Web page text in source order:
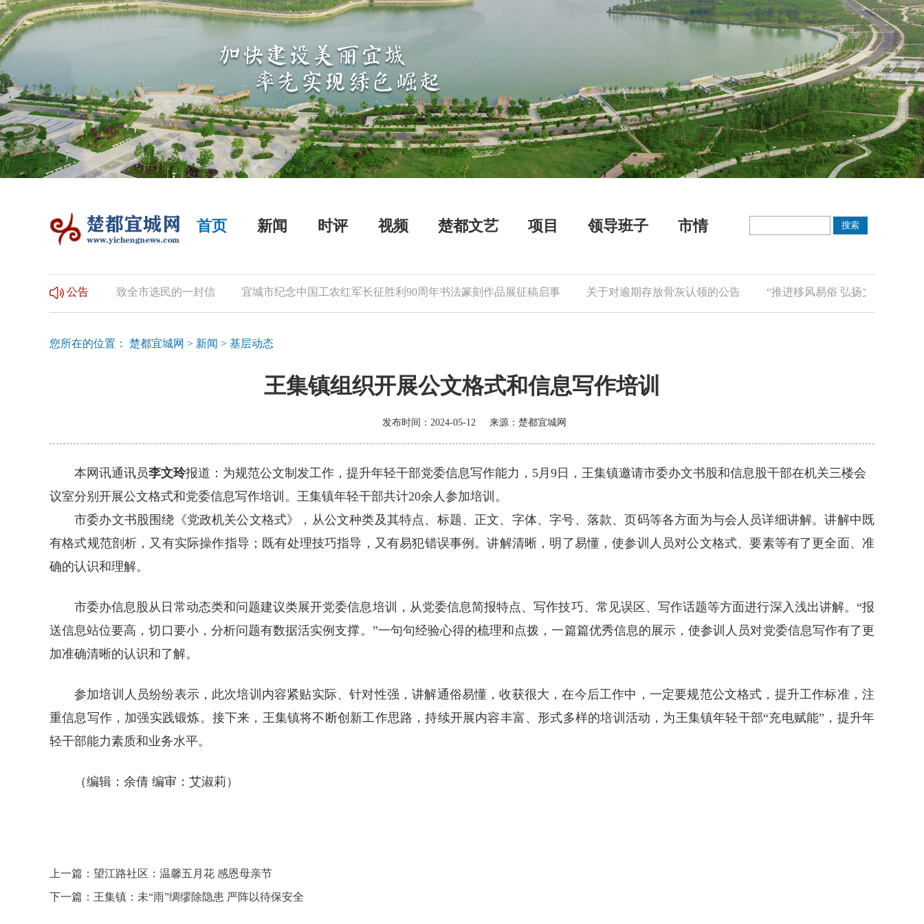
首页 新闻 时评 视频 楚都文艺 项目 领导班子 市情
公告
民登记的公告 致全市选民的一封信 宜城市纪念中国工农红军长征胜利90周年书法篆刻作品展征稿启事 关于对逾期存放骨灰认领的公告 “推进移风易俗 弘扬文明新风”倡议
您所在的位置： 楚都宜城网 > 新闻 > 基层动态
王集镇组织开展公文格式和信息写作培训
发布时间：2024-05-12 来源： 楚都宜城网
本网讯通讯员李文玲报道：为规范公文制发工作，提升年轻干部党委信息写作能力，5月9日，王集镇邀请市委办文书股和信息股干部在机关三楼会
议室分别开展公文格式和党委信息写作培训。王集镇年轻干部共计20余人参加培训。
市委办文书股围绕《党政机关公文格式》，从公文种类及其特点、标题、正文、字体、字号、落款、页码等各方面为与会人员详细讲解。讲解中既
有格式规范剖析，又有实际操作指导；既有处理技巧指导，又有易犯错误事例。讲解清晰，明了易懂，使参训人员对公文格式、要素等有了更全面、准
确的认识和理解。
市委办信息股从日常动态类和问题建议类展开党委信息培训，从党委信息简报特点、写作技巧、常见误区、写作话题等方面进行深入浅出讲解。“报
送信息站位要高，切口要小，分析问题有数据活实例支撑。”一句句经验心得的梳理和点拨，一篇篇优秀信息的展示，使参训人员对党委信息写作有了更
加准确清晰的认识和了解。
参加培训人员纷纷表示，此次培训内容紧贴实际、针对性强，讲解通俗易懂，收获很大，在今后工作中，一定要规范公文格式，提升工作标准，注
重信息写作，加强实践锻炼。接下来，王集镇将不断创新工作思路，持续开展内容丰富、形式多样的培训活动，为王集镇年轻干部“充电赋能”，提升年
轻干部能力素质和业务水平。
（编辑：余倩 编审：艾淑莉）
上一篇：望江路社区：温馨五月花 感恩母亲节
下一篇：王集镇：未“雨”绸缪除隐患 严阵以待保安全